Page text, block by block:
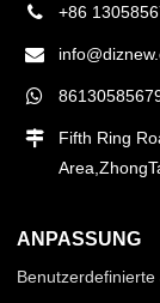
+86
Fifth Ring
ANPASSUNG